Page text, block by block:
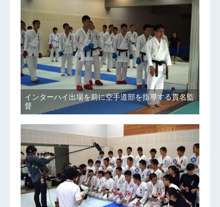
インターハイ出場を前に空手道部を指導する貫名監
督